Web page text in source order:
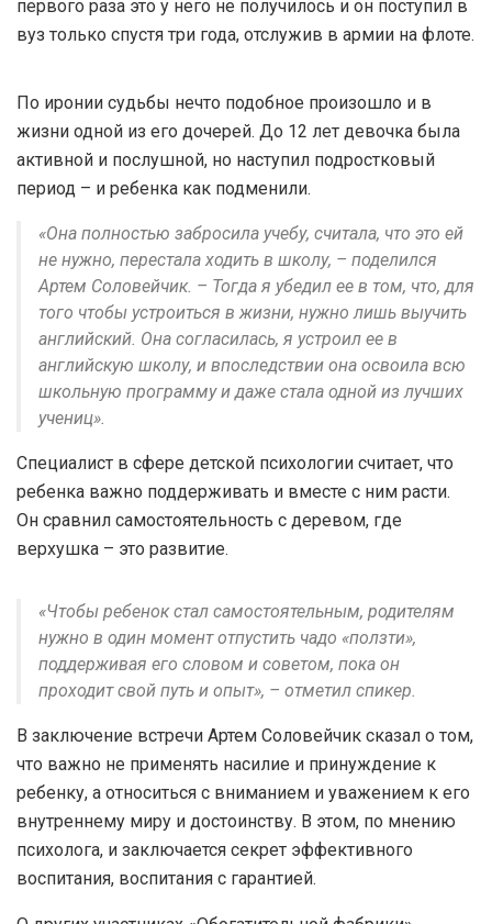
первого раза это у него не получилось и он поступил в
вуз только спустя три года, отслужив в армии на флоте.
По иронии судьбы нечто подобное произошло и в
жизни одной из его дочерей. До 12 лет девочка была
активной и послушной, но наступил подростковый
период – и ребенка как подменили.
«Она полностью забросила учебу, считала, что это ей
не нужно, перестала ходить в школу, – поделился
Артем Соловейчик. – Тогда я убедил ее в том, что, для
того чтобы устроиться в жизни, нужно лишь выучить
английский. Она согласилась, я устроил ее в
английскую школу, и впоследствии она освоила всю
школьную программу и даже стала одной из лучших
учениц».
Специалист в сфере детской психологии считает, что
ребенка важно поддерживать и вместе с ним расти.
Он сравнил самостоятельность с деревом, где
верхушка – это развитие.
«Чтобы ребенок стал самостоятельным, родителям
нужно в один момент отпустить чадо «ползти»,
поддерживая его словом и советом, пока он
проходит свой путь и опыт», – отметил спикер.
В заключение встречи Артем Соловейчик сказал о том,
что важно не применять насилие и принуждение к
ребенку, а относиться с вниманием и уважением к его
внутреннему миру и достоинству. В этом, по мнению
психолога, и заключается секрет эффективного
воспитания, воспитания с гарантией.